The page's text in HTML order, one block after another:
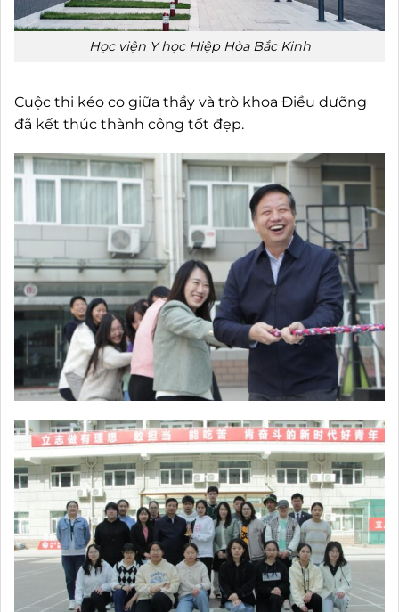
Học viện Y học Hiệp Hòa Bắc Kinh
Cuộc thi kéo co giữa thầy và trò khoa Điều dưỡng
đã kết thúc thành công tốt đẹp.